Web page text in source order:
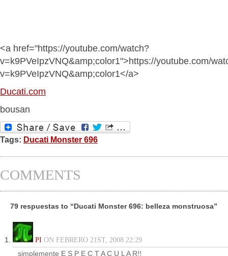
<a href="https://youtube.com/watch?
v=k9PVeIpzVNQ&amp;color1">https://youtube.com/
v=k9PVeIpzVNQ&amp;color1</a>
Ducati.com
bousan
Tags: Ducati Monster 696
COMMENTS
79 respuestas to “Ducati Monster 696: belleza monstruosa”
PI ON FEBRERO 21ST, 2008 22:29
simplemente E S P E C T A C U L A R!!